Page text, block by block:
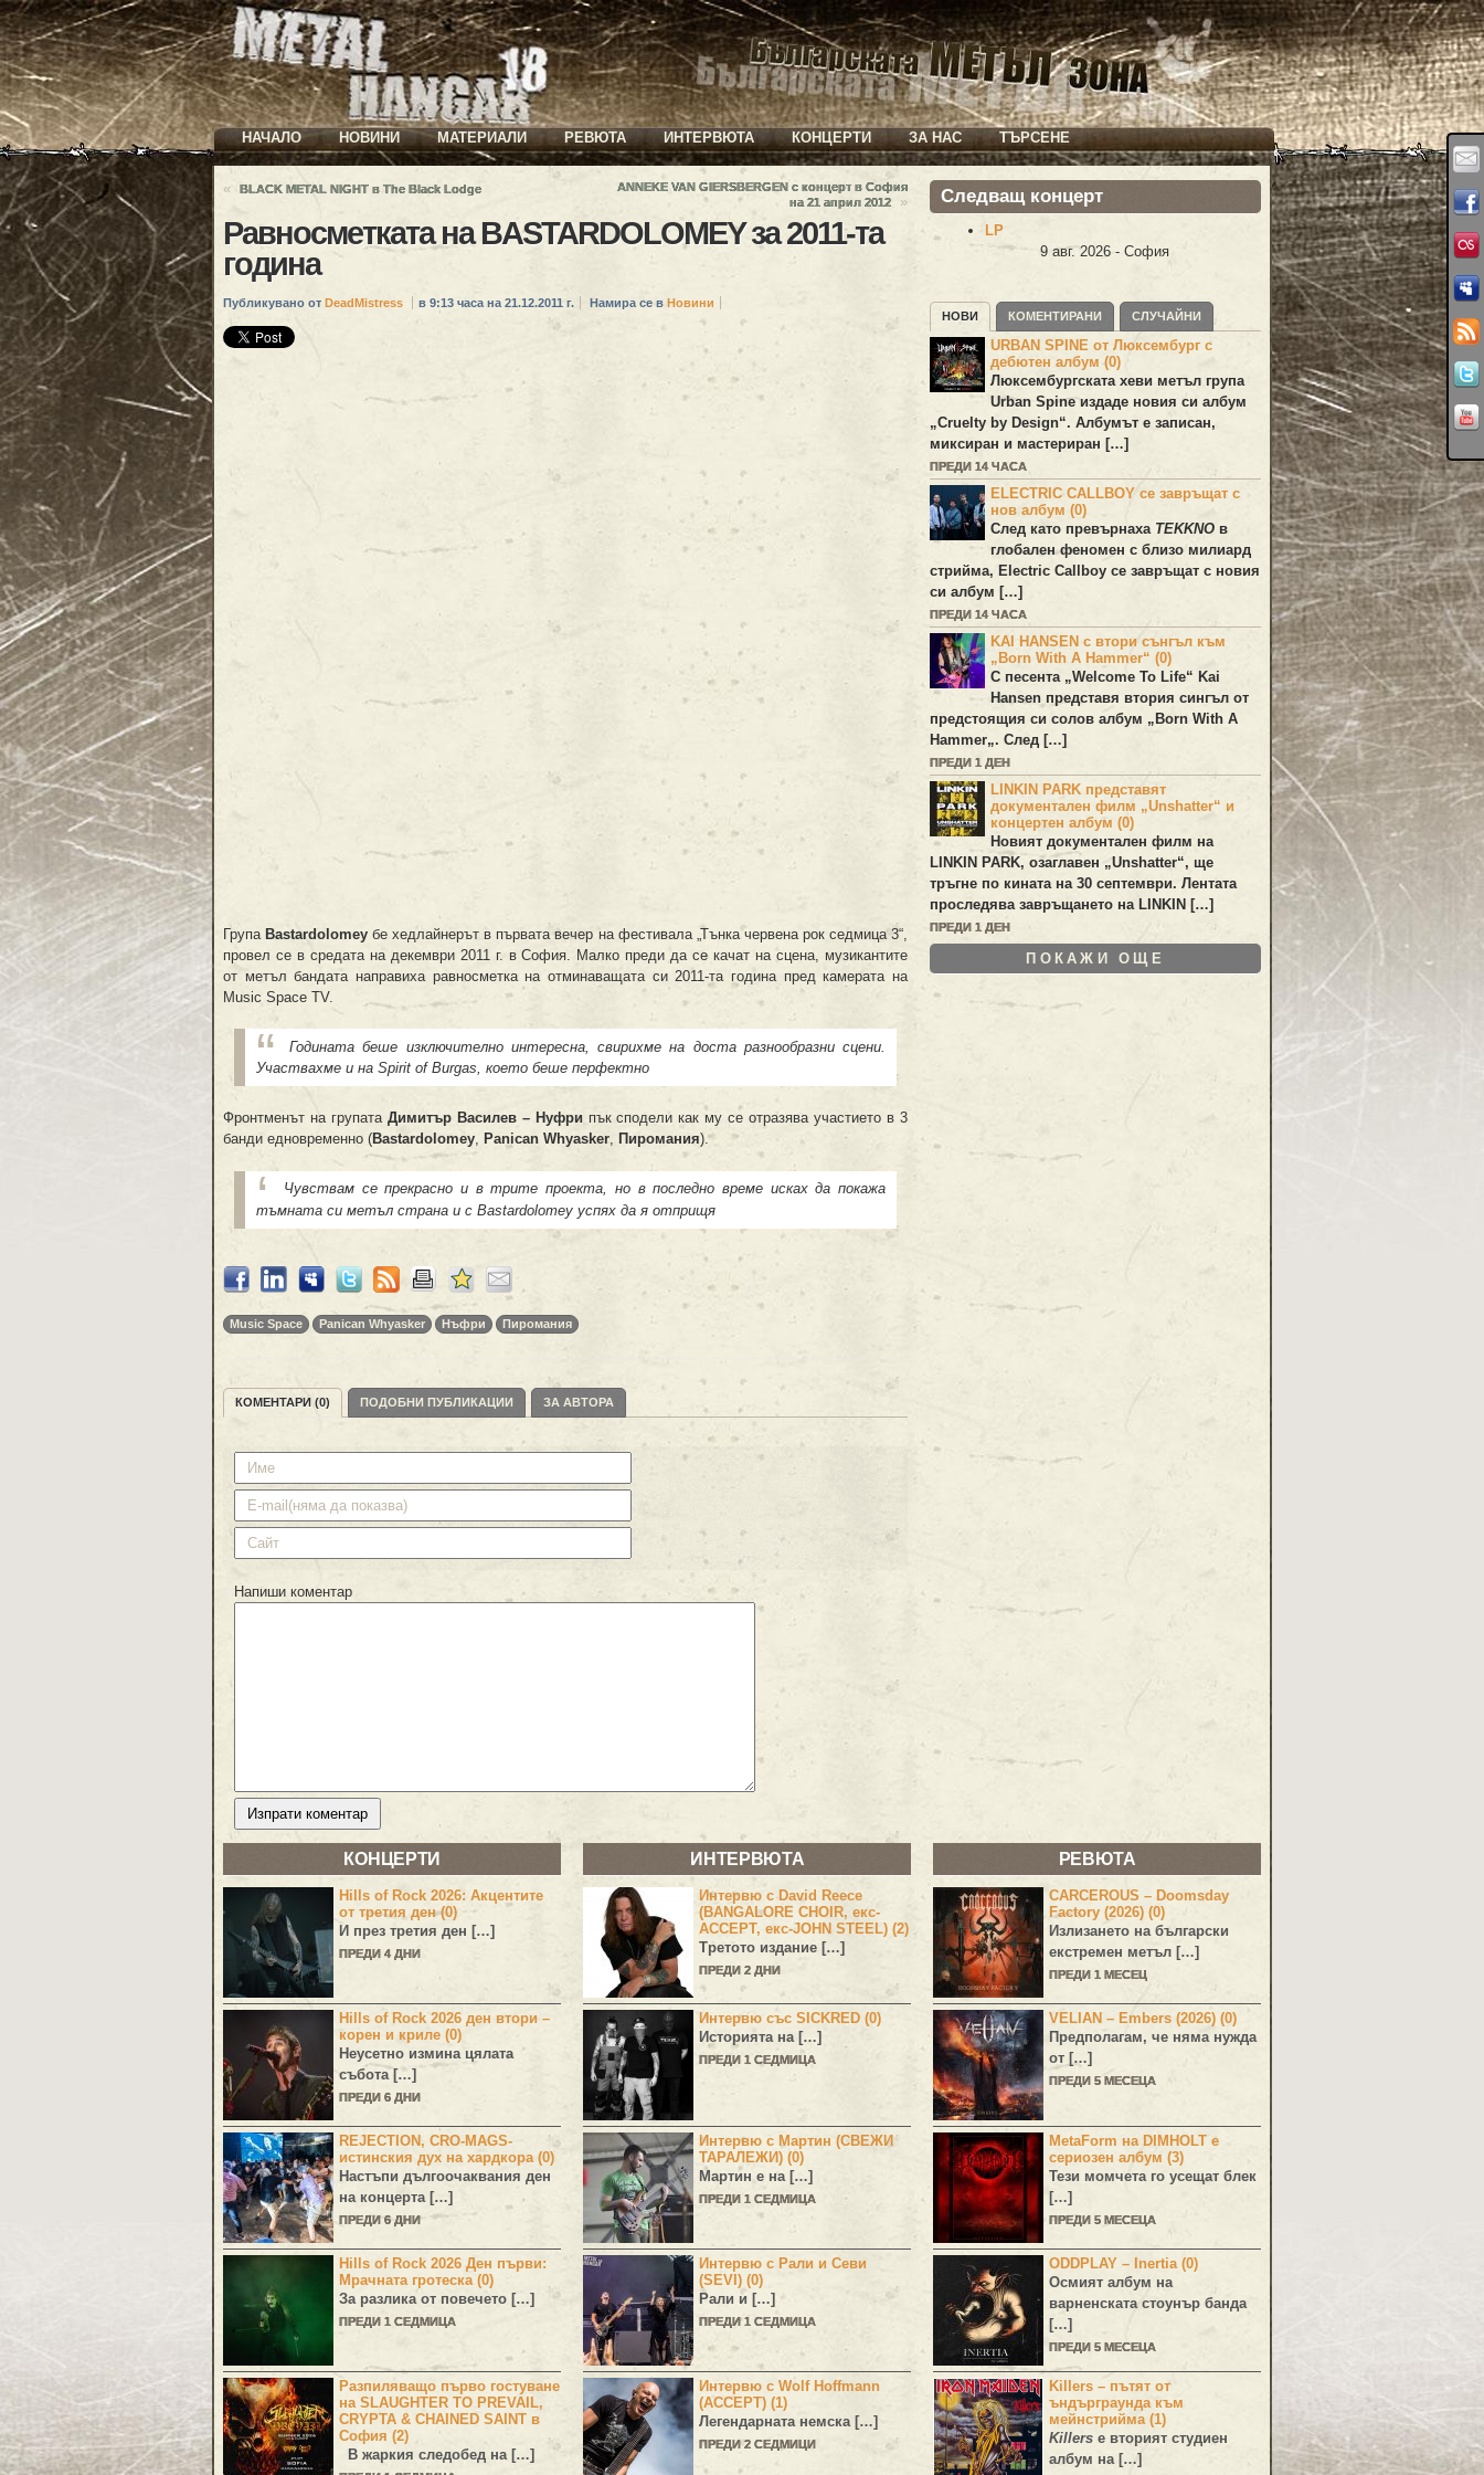
НАЧАЛО НОВИНИ МАТЕРИАЛИ РЕВЮТА ИНТЕРВЮТА КОНЦЕРТИ ЗА НАС ТЪРСЕНЕ
« BLACK METAL NIGHT в The Black Lodge
ANNEKE VAN GIERSBERGEN с концерт в София
на 21 април 2012
»
Равносметката на BASTARDOLOMEY за 2011-та
година
Публикувано от DeadMistress в 9:13 часа на 21.12.2011 г. Намира се в Новини
ГрупаBastardolomey бе хедлайнерът в първата вечер на фестивала „Тънка червена рок седмица 3“,
провел се в средата на декември 2011 г. в София. Малко преди да се качат на сцена, музикантите
от метъл бандата направиха равносметка на отминаващата си 2011-та година пред камерата на
Music Space TV.
Годината беше изключително интересна, свирихме на доста разнообразни сцени.
Участвахме и на Spirit of Burgas, което беше перфектно
Фронтменът на групата Димитър Василев – Нуфрипък сподели как му се отразява участието в 3
банди едновременно (Bastardolomey, Panican Whyasker, Пиромания).
Чувствам се прекрасно и в трите проекта, но в последно време исках да покажа
тъмната си метъл страна и с Bastardolomey успях да я отприщя
Music Space Panican Whyasker Нъфри Пиромания
КОМЕНТАРИ (0) ПОДОБНИ ПУБЛИКАЦИИ ЗА АВТОРА
Напиши коментар
Следващ концерт
LP
9 авг. 2026 - София
НОВИ КОМЕНТИРАНИ СЛУЧАЙНИ
URBAN SPINE от Люксембург с
дебютен албум (0)
Люксембургската хеви метъл група
Urban Spineиздаде новия си албум
„Cruelty by Design“. Албумът е записан,
миксиран и мастериран […]
ПРЕДИ 14 ЧАСА
ELECTRIC CALLBOY се завръщат с
нов албум (0)
След като превърнаха TEKKNO в
глобален феномен с близо милиард
стрийма, Electric Callboy се завръщат с новия
си албум […]
ПРЕДИ 14 ЧАСА
KAI HANSEN с втори сънгъл към
„Born With A Hammer“ (0)
С песента „Welcome To Life“ Kai
Hansen представя втория сингъл от
предстоящия си солов албум „ Born With A
Hammer„. След […]
ПРЕДИ 1 ДЕН
LINKIN PARK представят
документален филм „Unshatter“ и
концертен албум (0)
Новият документален филм на
LINKIN PARK, озаглавен „Unshatter“, ще
тръгне по кината на 30 септември. Лентата
проследява завръщането наLINKIN […]
ПРЕДИ 1 ДЕН
ПОКАЖИ ОЩЕ
КОНЦЕРТИ
Hills of Rock 2026: Акцентите
от третия ден (0)
И през третия ден […]
ПРЕДИ 4 ДНИ
Hills of Rock 2026 ден втори –
корен и криле (0)
Неусетно измина цялата
събота […]
ПРЕДИ 6 ДНИ
REJECTION, CRO-MAGS-
истинския дух на хардкора (0)
Настъпи дългоочаквания ден
на концерта […]
ПРЕДИ 6 ДНИ
Hills of Rock 2026 Ден първи:
Мрачната гротеска (0)
За разлика от повечето […]
ПРЕДИ 1 СЕДМИЦА
Разпиляващо първо гостуване
на SLAUGHTER TO PREVAIL,
CRYPTA & CHAINED SAINT в
София (2)
В жаркия следобед на […]
ИНТЕРВЮТА
Интервю с David Reece
(BANGALORE CHOIR, екс-
ACCEPT, екс-JOHN STEEL) (2)
Третото издание […]
ПРЕДИ 2 ДНИ
Интервю със SICKRED (0)
Историята на […]
ПРЕДИ 1 СЕДМИЦА
Интервю с Мартин (СВЕЖИ
ТАРАЛЕЖИ) (0)
Мартин е на […]
ПРЕДИ 1 СЕДМИЦА
Интервю с Рали и Севи
(SEVI) (0)
Рали и […]
ПРЕДИ 1 СЕДМИЦА
Интервю с Wolf Hoffmann
(ACCEPT) (1)
Легендарната немска […]
ПРЕДИ 2 СЕДМИЦИ
РЕВЮТА
CARCEROUS – Doomsday
Factory (2026) (0)
Излизането на български
екстремен метъл […]
ПРЕДИ 1 МЕСЕЦ
VELIAN – Embers (2026) (0)
Предполагам, че няма нужда
от […]
ПРЕДИ 5 МЕСЕЦА
MetaForm на DIMHOLT е
сериозен албум (3)
Тези момчета го усещат блек
[…]
ПРЕДИ 5 МЕСЕЦА
ODDPLAY – Inertia (0)
Осмият албум на
варненската стоунър банда
[…]
ПРЕДИ 5 МЕСЕЦА
Killers – пътят от
ъндърграунда към
мейнстрийма (1)
Killers е вторият студиен
албум на […]